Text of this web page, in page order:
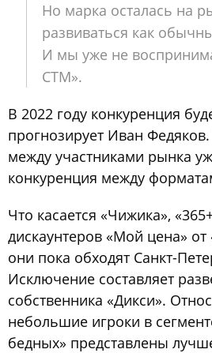
Но марка осталась на
развиваться как
И мы уже не
СТМ».
В 2022 году конкуренция
прогнозирует Иван
между участниками рынка
конкуренция между
Что касается «Чижика»,
дискаунтеров «Мой цена»
они пока обходят Санкт-
Исключение составляет
собственника «Дикси».
небольшие игроки в
бедных» представлены